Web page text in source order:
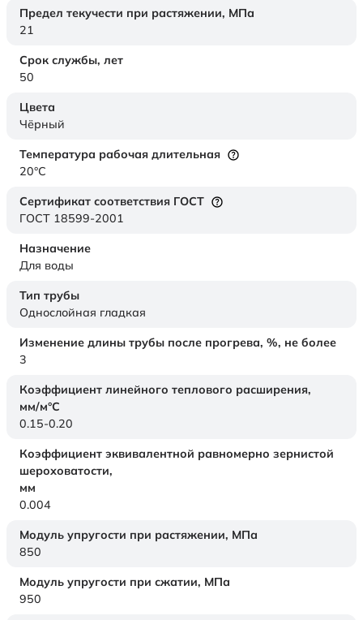
Предел текучести при растяжении, МПа
21
Срок службы, лет
50
Цвета
Чёрный
Температура рабочая длительная
20°C
Сертификат соответствия ГОСТ
ГОСТ 18599-2001
Назначение
Для воды
Тип трубы
Однослойная гладкая
Изменение длины трубы после прогрева, %, не более
3
Коэффициент линейного теплового расширения,
мм/м°С
0.15-0.20
Коэффициент эквивалентной равномерно зернистой
шероховатости,
мм
0.004
Модуль упругости при растяжении, МПа
850
Модуль упругости при сжатии, МПа
950